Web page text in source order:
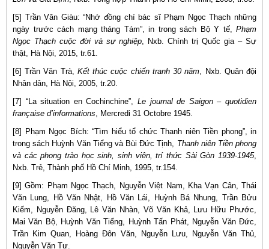
[5] Trần Văn Giàu: “Nhớ đồng chí bác sĩ Phạm Ngọc Thạch những
ngày trước cách mạng tháng Tám”, in trong sách Bộ Y tế, Phạm
Ngọc Thạch cuộc đời và sự nghiệp, Nxb. Chính trị Quốc gia – Sự
thật, Hà Nội, 2015, tr.61.
[6] Trần Văn Trà, Kết thúc cuộc chiến tranh 30 năm, Nxb. Quân đội
Nhân dân, Hà Nội, 2005, tr.20.
[7] “La situation en Cochinchine”, Le journal de Saigon – quotidien
française d’informations, Mercredi 31 Octobre 1945.
[8] Phạm Ngọc Bích: “Tìm hiểu tổ chức Thanh niên Tiền phong”, in
trong sách Huỳnh Văn Tiểng và Bùi Đức Tịnh, Thanh niên Tiền phong
và các phong trào học sinh, sinh viên, trí thức Sài Gòn 1939-1945,
Nxb. Trẻ, Thành phố Hồ Chí Minh, 1995, tr.154.
[9] Gồm: Phạm Ngọc Thạch, Nguyễn Việt Nam, Kha Vạn Cân, Thái
Văn Lung, Hồ Văn Nhật, Hồ Văn Lái, Huỳnh Bá Nhung, Trần Bửu
Kiếm, Nguyễn Đăng, Lê Văn Nhàn, Võ Văn Khả, Lưu Hữu Phước,
Mai Văn Bộ, Huỳnh Văn Tiểng, Huỳnh Tấn Phát, Nguyễn Văn Đức,
Trần Kim Quan, Hoàng Đôn Văn, Nguyễn Lưu, Nguyễn Văn Thủ,
Nguyễn Văn Tư.